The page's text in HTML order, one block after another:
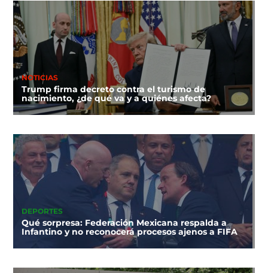
NOTICIAS
Trump firma decreto contra el turismo de
nacimiento, ¿de qué va y a quiénes afecta?
DEPORTES
Qué sorpresa: Federación Mexicana respalda a
Infantino y no reconocerá procesos ajenos a FIFA